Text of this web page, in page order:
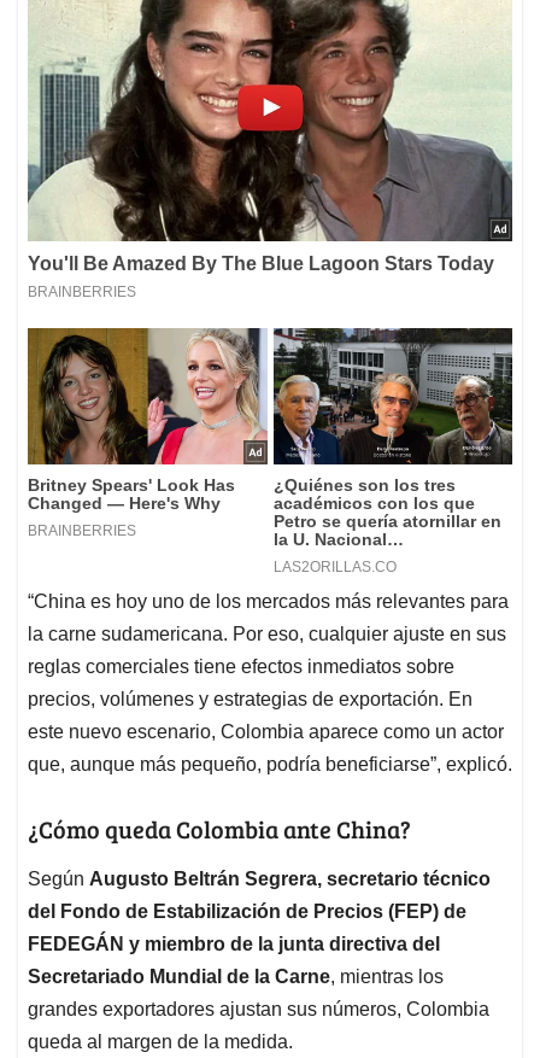
“China es hoy uno de los mercados más relevantes para
la carne sudamericana. Por eso, cualquier ajuste en sus
reglas comerciales tiene efectos inmediatos sobre
precios, volúmenes y estrategias de exportación. En
este nuevo escenario, Colombia aparece como un actor
que, aunque más pequeño, podría beneficiarse”, explicó.
¿Cómo queda Colombia ante China?
Según Augusto Beltrán Segrera, secretario técnico
del Fondo de Estabilización de Precios (FEP) de
FEDEGÁN y miembro de la junta directiva del
Secretariado Mundial de la Carne, mientras los
grandes exportadores ajustan sus números, Colombia
queda al margen de la medida.